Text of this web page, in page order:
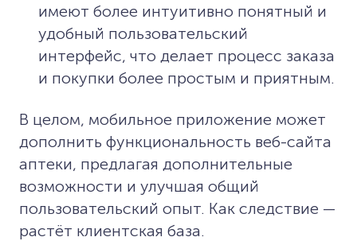
имеют более интуитивно понятный и
удобный пользовательский
интерфейс, что делает процесс заказа
и покупки более простым и приятным.
В целом, мобильное приложение может
дополнить функциональность веб-сайта
аптеки, предлагая дополнительные
возможности и улучшая общий
пользовательский опыт. Как следствие —
растёт клиентская база.